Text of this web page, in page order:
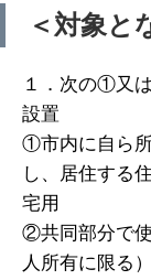
＜対象と
１．次の①又
設置
①市内に自ら所
し、居住する
宅用
②共同部分で
人所有に限る